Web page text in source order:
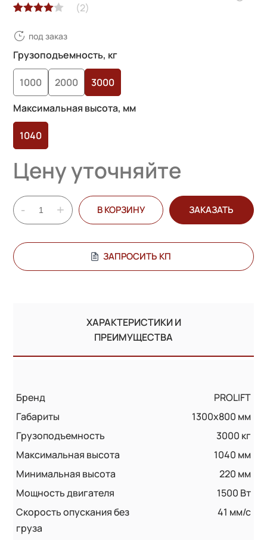
4.00из 5
на основе
опроса
пользователей
(2)
под заказ
Грузоподъемность, кг
1000 2000
3000
Максимальная высота, мм
1040
Цену уточняйте
- + В КОРЗИНУ ЗАКАЗАТЬ
ЗАПРОСИТЬ КП
ХАРАКТЕРИСТИКИ И
ПРЕИМУЩЕСТВА
Бренд
PROLIFT
Габариты
1300x800 мм
Грузоподъемность
3000 кг
Максимальная высота
1040 мм
Минимальная высота
220 мм
Мощность двигателя
1500 Вт
Скорость опускания без
груза
41 мм/с